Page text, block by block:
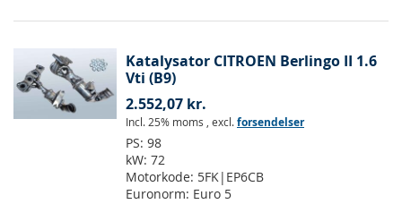
Katalysator CITROEN Berlingo II 1.6
Vti (B9)
2.552,07 kr.
Incl. 25% moms , excl.forsendelser
PS: 98
kW: 72
Motorkode: 5FK|EP6CB
Euronorm: Euro 5